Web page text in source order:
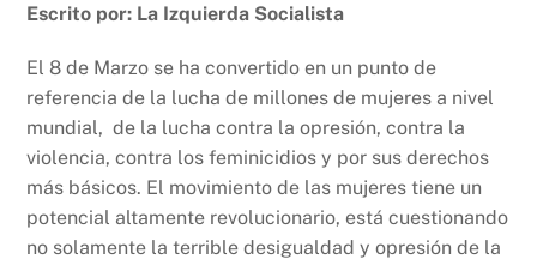
c
e
b
o
o
k
at
s
A
p
p
nt p
y
Li
n
k
Escrito por: La Izquierda Socialista
El 8 de Marzo se ha convertido en un punto de
referencia de la lucha de millones de mujeres a nivel
mundial, de la lucha contra la opresión, contra la
violencia, contra los feminicidios y por sus derechos
más básicos. El movimiento de las mujeres tiene un
potencial altamente revolucionario, está cuestionando
no solamente la terrible desigualdad y opresión de la